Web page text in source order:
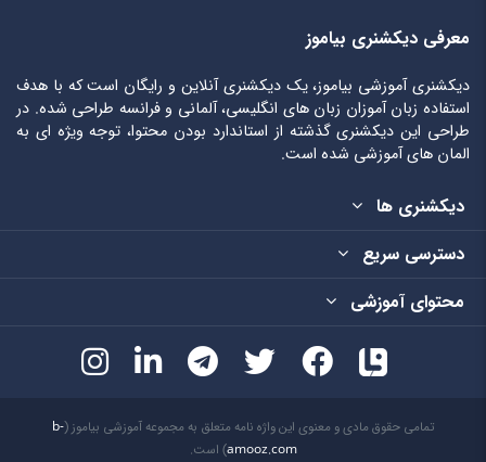
معرفی دیکشنری بیاموز
دیکشنری آموزشی بیاموز، یک دیکشنری آنلاین و رایگان است که با هدف
استفاده زبان آموزان زبان های انگلیسی، آلمانی و فرانسه طراحی شده. در
طراحی این دیکشنری گذشته از استاندارد بودن محتوا، توجه ویژه ای به
المان های آموزشی شده است.
دیکشنری ها
دسترسی سریع
محتوای آموزشی
تمامی حقوق مادی و معنوی این واژه نامه متعلق به مجموعه آموزشی بیاموز (b-
amooz.com) است.